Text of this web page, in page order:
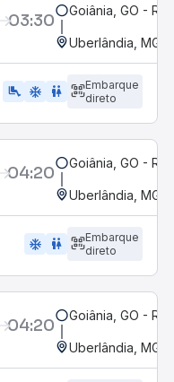
03:30 Goiânia, GO -
Uberlândia, MG -
airline_seat_legroom_extra ac_unit wc
Embarque
direto
04:20 Goiânia, GO -
Uberlândia, MG -
ac_unit wc
Embarque
direto
04:20 Goiânia, GO -
Uberlândia, MG -